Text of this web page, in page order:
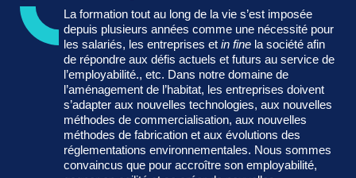
La formation tout au long de la vie s’est imposée
depuis plusieurs années comme une nécessité pour
les salariés, les entreprises et in fine la société afin
de répondre aux défis actuels et futurs au service de
l’employabilité., etc. Dans notre domaine de
l’aménagement de l’habitat, les entreprises doivent
s’adapter aux nouvelles technologies, aux nouvelles
méthodes de commercialisation, aux nouvelles
méthodes de fabrication et aux évolutions des
réglementations environnementales. Nous sommes
convaincus que pour accroître son employabilité,